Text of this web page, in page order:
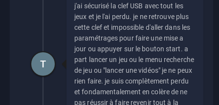
j'ai sécurisé la clef USB avec tout les
jeux et je l'ai perdu. je ne retrouve plus
cette clef et impossible d'aller dans les
paramétrages pour faire une mise a
jour ou appuyer sur le bouton start. a
part lancer un jeu ou le menu recherche
de jeu ou "lancer une vidéos" je ne peux
rien faire. je suis complètement perdu
et fondamentalement en colère de ne
pas réussir à faire revenir tout à la
T